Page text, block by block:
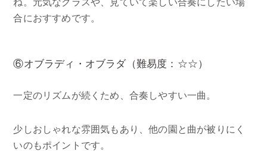
合におすすめです。
⑥オブラディ・オブラダ（難易度：☆☆）
一定のリズムが続くため、合奏しやすい一曲。
少しおしゃれな雰囲気もあり、他の園と曲が被りにく
いのもポイントです。